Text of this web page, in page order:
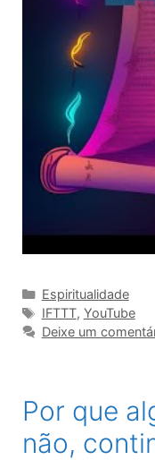
Categorias
Espiritualidade
Tags
IFTTT, YouTube
Deixe um
Por que
não,